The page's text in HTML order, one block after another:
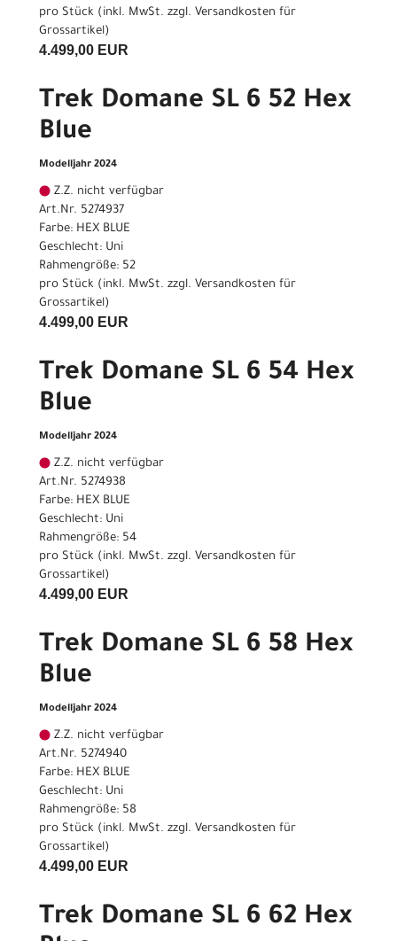
pro Stück (inkl. MwSt. zzgl. Versandkosten für
Grossartikel)
4.499,00 EUR
Trek Domane SL 6 52 Hex
Blue
Modelljahr 2024
Z.Z. nicht verfügbar
Art.Nr. 5274937
Farbe: HEX BLUE
Geschlecht: Uni
Rahmengröße: 52
pro Stück (inkl. MwSt. zzgl. Versandkosten für
Grossartikel)
4.499,00 EUR
Trek Domane SL 6 54 Hex
Blue
Modelljahr 2024
Z.Z. nicht verfügbar
Art.Nr. 5274938
Farbe: HEX BLUE
Geschlecht: Uni
Rahmengröße: 54
pro Stück (inkl. MwSt. zzgl. Versandkosten für
Grossartikel)
4.499,00 EUR
Trek Domane SL 6 58 Hex
Blue
Modelljahr 2024
Z.Z. nicht verfügbar
Art.Nr. 5274940
Farbe: HEX BLUE
Geschlecht: Uni
Rahmengröße: 58
pro Stück (inkl. MwSt. zzgl. Versandkosten für
Grossartikel)
4.499,00 EUR
Trek Domane SL 6 62 Hex